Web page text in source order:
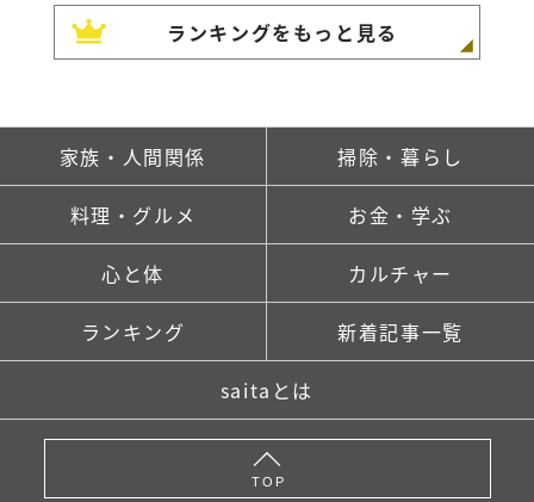
ランキングをもっと見る
家族・人間関係 掃除・暮らし
料理・グルメ お金・学ぶ
心と体 カルチャー
ランキング 新着記事一覧
saitaとは
TOP